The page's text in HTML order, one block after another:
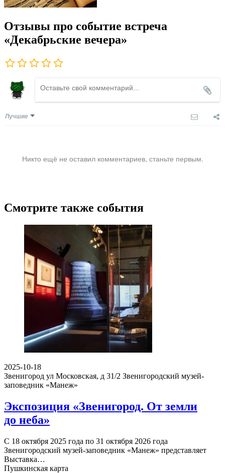
Отзывы про событие встреча
«Декабрьские вечера»
Лучшие
Никто ещё не оставил комментариев, станьте первым.
Смотрите также события
2025-10-18
Звенигород ул Московская, д 31/2 Звенигородский музей-
заповедник «Манеж»
Экспозиция «Звенигород. От земли
до неба»
С 18 октября 2025 года по 31 октября 2026 года
Звенигородский музей-заповедник «Манеж» представляет
Выставка…
Пушкинская карта